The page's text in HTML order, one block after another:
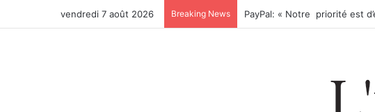
vendredi 7 août 2026 Breaking News Coris Bank International- SA: